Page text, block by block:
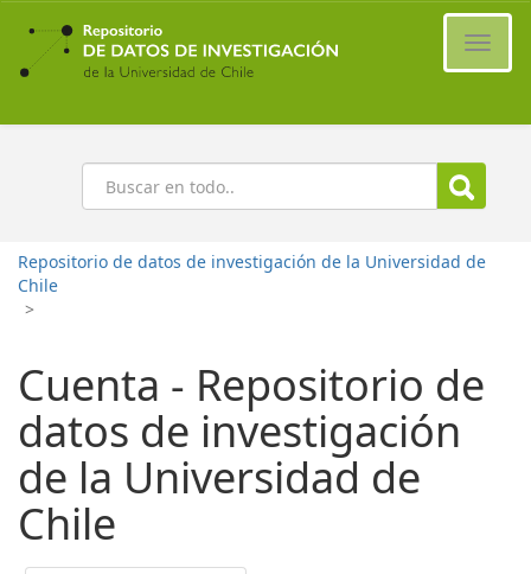
Ir
contenido
principal
Buscar
Repositorio de datos de investigación de la Universidad de
Chile
>
Cuenta - Repositorio de
datos de investigación
de la Universidad de
Chile